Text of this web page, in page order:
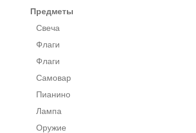
Предметы
Свеча
Флаги
Флаги
Самовар
Пианино
Лампа
Оружие